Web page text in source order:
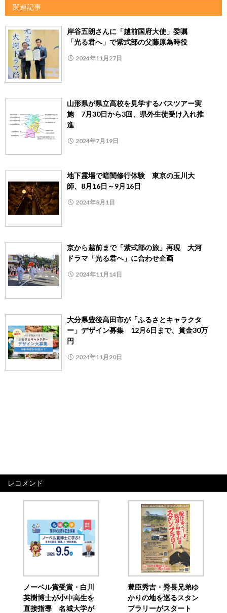
関連記事
岸谷五朗さんに「越前国府大使」委嘱
「光る君へ」で紫式部の父藤原為時役
2024年11月27日
山形県が県立高校を見学するバスツアー実
施 7月30日から3回、県外生徒受け入れ推
進
2024年7月19日
地下霊場で暗闇修行体験 東京の玉川大
師、8月16日～9月16日
2024年8月1日
京から越前まで「紫式部の旅」再現 大河
ドラマ「光る君へ」に合わせ企画
2024年11月14日
大分県豊後高田市が「ふるさとキャラクタ
ー」デザイン募集 12月6日まで、賞金30万
円
2024年11月20日
レコメンド
ノーベル賞受賞・白川
英樹博士が小中高生を
直接指導 名城大学が
豊臣秀吉・秀長兄弟ゆ
かりの地を巡るスタン
プラリーがスタート